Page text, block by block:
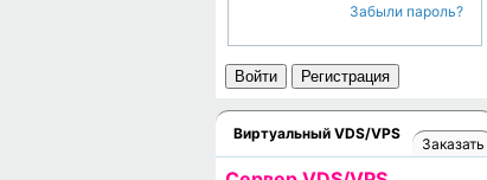
Забыли пароль?
Войти Регистрация
Виртуальный VDS/VPS
Заказать